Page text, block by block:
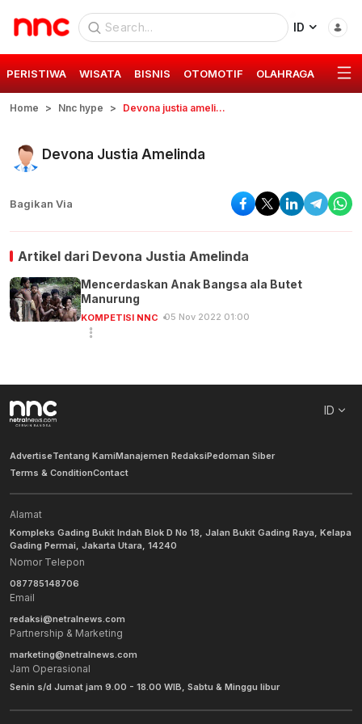
ID
PERISTIWA WISATA BISNIS OTOMOTIF OLAHRAGA GAYA
Home Nnc hype Devona justia amelinda
Devona Justia Amelinda
Bagikan Via
Artikel dari Devona Justia Amelinda
Mencerdaskan Anak Bangsa ala Butet
Manurung
KOMPETISI NNC 05 Nov 2022 01:00
ID
AdvertiseTentang KamiManajemen RedaksiPedoman Siber
Terms & ConditionContact
Alamat
Kompleks Gading Bukit Indah Blok D No 18, Jalan Bukit Gading Raya, Kelapa
Gading Permai, Jakarta Utara, 14240
Nomor Telepon
087785148706
Email
redaksi@netralnews.com
Partnership & Marketing
marketing@netralnews.com
Jam Operasional
Senin s/d Jumat jam 9.00 - 18.00 WIB, Sabtu & Minggu libur